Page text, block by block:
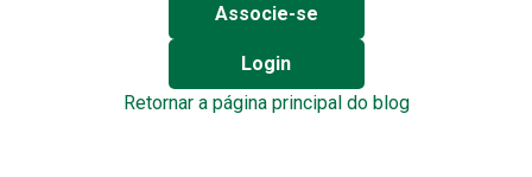
Associe-se
Login
Retornar a página principal do blog